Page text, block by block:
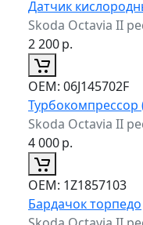
Датчик
Skoda Octavia II
2 200р.
ОЕМ: 06J145702F
Турбокомпрессор
Skoda Octavia II
4 000р.
ОЕМ: 1Z1857103
Бардачок торпедо